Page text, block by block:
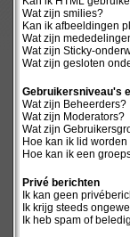
Wat zijn smilies?
Kan ik afbeeldingen
Wat zijn
Wat zijn Sticky-
Wat zijn gesloten
Gebruikersniveau's
Wat zijn Beheerders?
Wat zijn Moderators?
Wat zijn
Hoe kan ik lid
Hoe kan ik een
Privé berichten
Ik kan geen
Ik krijg steeds
Ik heb spam of